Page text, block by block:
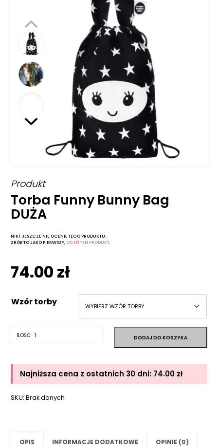
Produkt
Torba Funny Bunny Bag
DUŻA
NIKT JESZCZE NIE OCENIŁ TEGO PRODUKTU.
ZRÓB TO JAKO PIERWSZY, OCEŃ TEN PRODUKT.
74.00 zł
Wzór torby
Najniższa cena z ostatnich 30 dni: 74.00 zł
SKU: Brak danych
OPIS INFORMACJE DODATKOWE OPINIE (0)